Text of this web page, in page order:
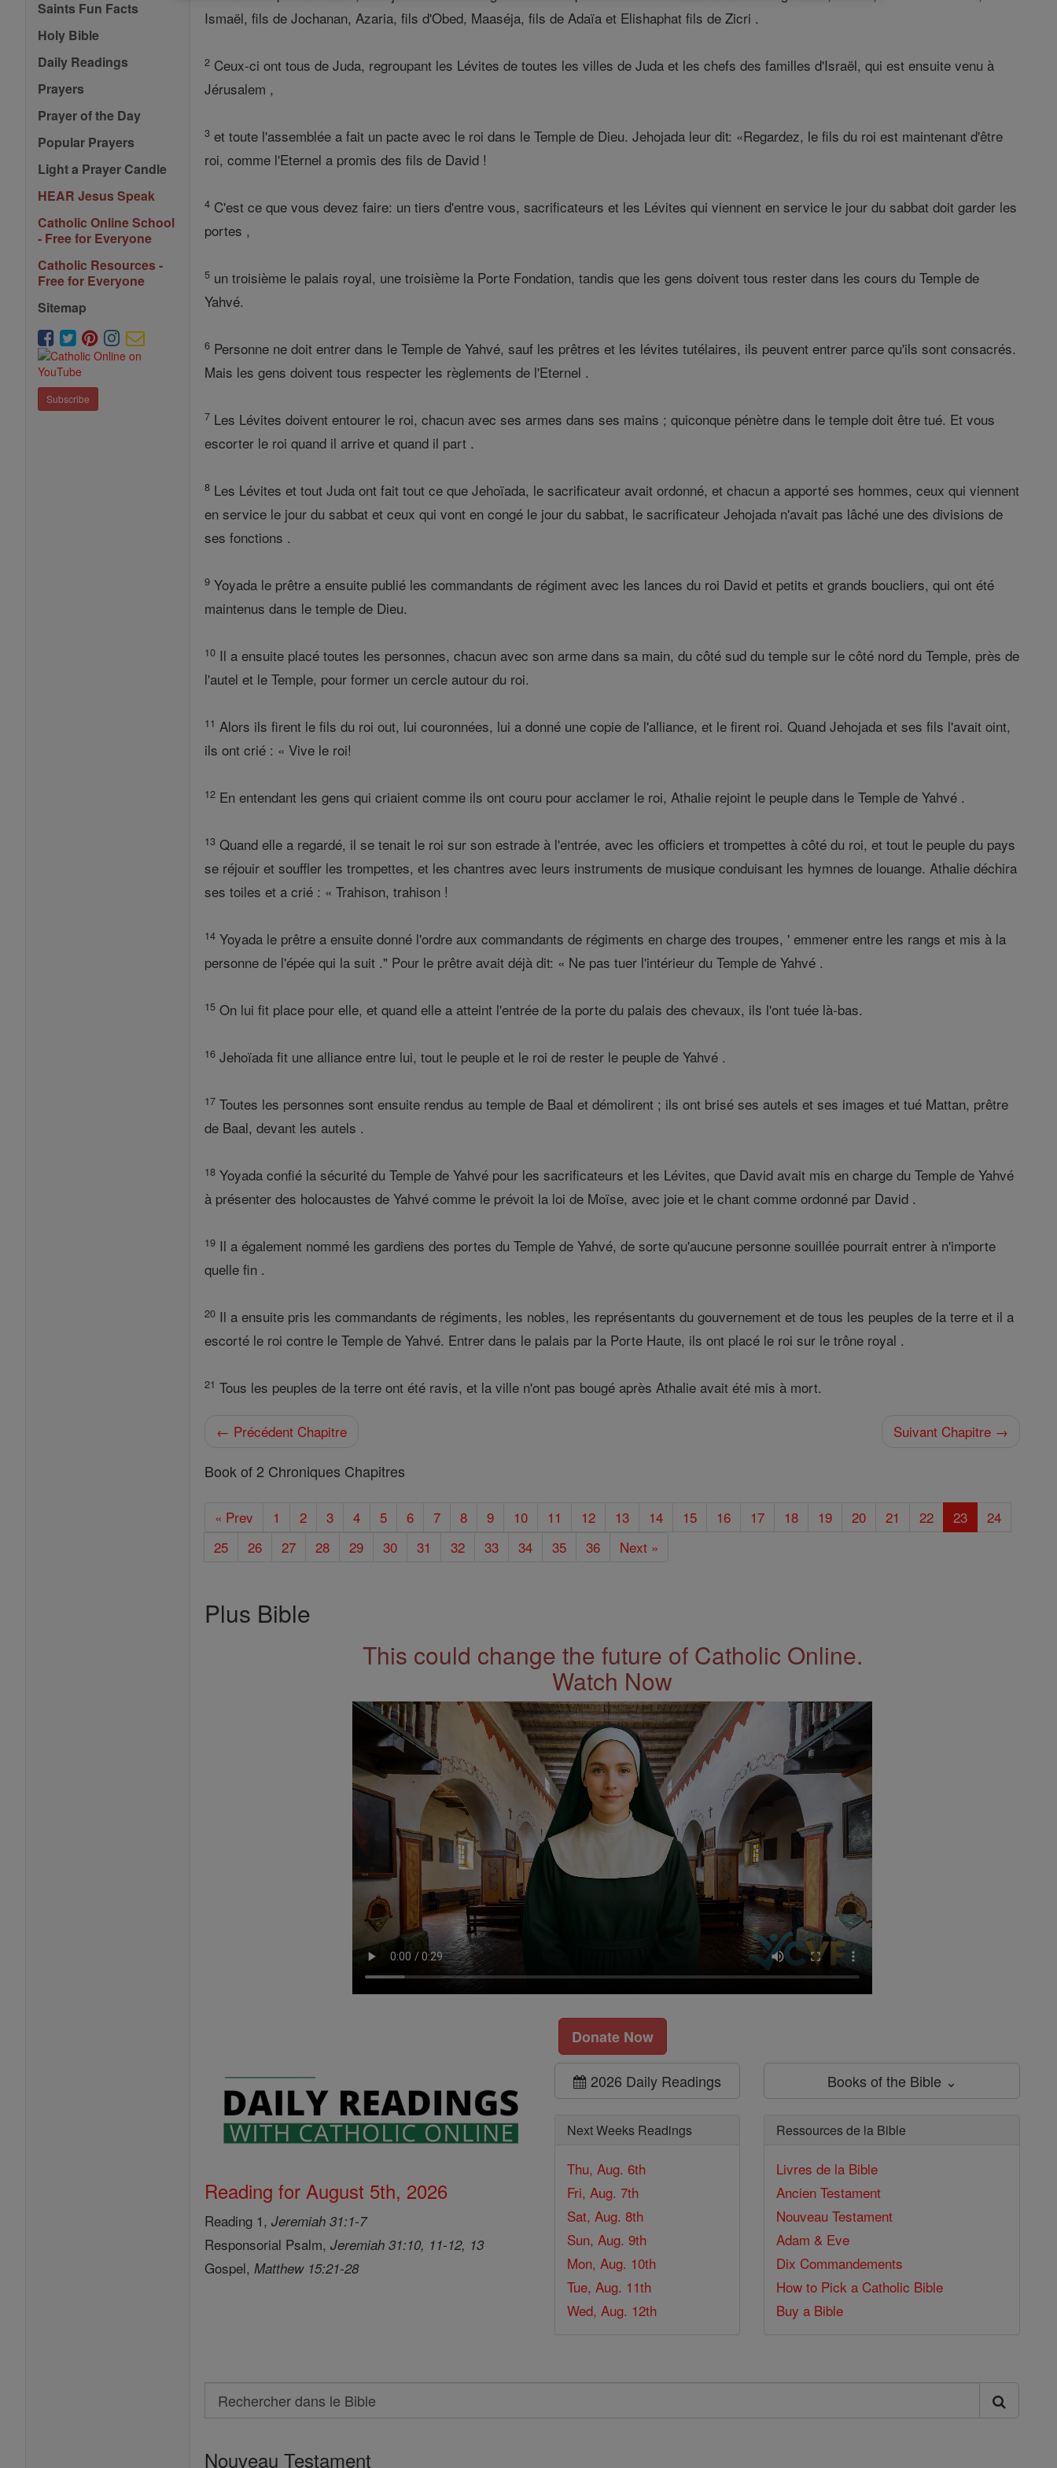
Saints Fun Facts
Holy Bible
Daily Readings
Prayers
Prayer of the Day
Popular Prayers
Light a Prayer Candle
HEAR Jesus Speak
Catholic Online School
- Free for Everyone
Catholic Resources -
Free for Everyone
Sitemap
Subscribe
Ismaël, fils de Jochanan, Azaria, fils d'Obed, Maaséja, fils de Adaïa et Elishaphat fils de Zicri .
2 Ceux-ci ont tous de Juda, regroupant les Lévites de toutes les villes de Juda et les chefs des familles d'Israël, qui est ensuite venu à
Jérusalem ,
3 et toute l'assemblée a fait un pacte avec le roi dans le Temple de Dieu. Jehojada leur dit: «Regardez, le fils du roi est maintenant d'être
roi, comme l'Eternel a promis des fils de David !
4 C'est ce que vous devez faire: un tiers d'entre vous, sacrificateurs et les Lévites qui viennent en service le jour du sabbat doit garder les
portes ,
5 un troisième le palais royal, une troisième la Porte Fondation, tandis que les gens doivent tous rester dans les cours du Temple de
Yahvé.
6 Personne ne doit entrer dans le Temple de Yahvé, sauf les prêtres et les lévites tutélaires, ils peuvent entrer parce qu'ils sont consacrés.
Mais les gens doivent tous respecter les règlements de l'Eternel .
7 Les Lévites doivent entourer le roi, chacun avec ses armes dans ses mains ; quiconque pénètre dans le temple doit être tué. Et vous
escorter le roi quand il arrive et quand il part .
8 Les Lévites et tout Juda ont fait tout ce que Jehoïada, le sacrificateur avait ordonné, et chacun a apporté ses hommes, ceux qui viennent
en service le jour du sabbat et ceux qui vont en congé le jour du sabbat, le sacrificateur Jehojada n'avait pas lâché une des divisions de
ses fonctions .
9 Yoyada le prêtre a ensuite publié les commandants de régiment avec les lances du roi David et petits et grands boucliers, qui ont été
maintenus dans le temple de Dieu.
10 Il a ensuite placé toutes les personnes, chacun avec son arme dans sa main, du côté sud du temple sur le côté nord du Temple, près de
l'autel et le Temple, pour former un cercle autour du roi.
11 Alors ils firent le fils du roi out, lui couronnées, lui a donné une copie de l'alliance, et le firent roi. Quand Jehojada et ses fils l'avait oint,
ils ont crié : « Vive le roi!
12 En entendant les gens qui criaient comme ils ont couru pour acclamer le roi, Athalie rejoint le peuple dans le Temple de Yahvé .
13 Quand elle a regardé, il se tenait le roi sur son estrade à l'entrée, avec les officiers et trompettes à côté du roi, et tout le peuple du pays
se réjouir et souffler les trompettes, et les chantres avec leurs instruments de musique conduisant les hymnes de louange. Athalie déchira
ses toiles et a crié : « Trahison, trahison !
14 Yoyada le prêtre a ensuite donné l'ordre aux commandants de régiments en charge des troupes, ' emmener entre les rangs et mis à la
personne de l'épée qui la suit ." Pour le prêtre avait déjà dit: « Ne pas tuer l'intérieur du Temple de Yahvé .
15 On lui fit place pour elle, et quand elle a atteint l'entrée de la porte du palais des chevaux, ils l'ont tuée là-bas.
16 Jehoïada fit une alliance entre lui, tout le peuple et le roi de rester le peuple de Yahvé .
17 Toutes les personnes sont ensuite rendus au temple de Baal et démolirent ; ils ont brisé ses autels et ses images et tué Mattan, prêtre
de Baal, devant les autels .
18 Yoyada confié la sécurité du Temple de Yahvé pour les sacrificateurs et les Lévites, que David avait mis en charge du Temple de Yahvé
à présenter des holocaustes de Yahvé comme le prévoit la loi de Moïse, avec joie et le chant comme ordonné par David .
19 Il a également nommé les gardiens des portes du Temple de Yahvé, de sorte qu'aucune personne souillée pourrait entrer à n'importe
quelle fin .
20 Il a ensuite pris les commandants de régiments, les nobles, les représentants du gouvernement et de tous les peuples de la terre et il a
escorté le roi contre le Temple de Yahvé. Entrer dans le palais par la Porte Haute, ils ont placé le roi sur le trône royal .
21 Tous les peuples de la terre ont été ravis, et la ville n'ont pas bougé après Athalie avait été mis à mort.
← Précédent Chapitre Suivant Chapitre →
Book of 2 Chroniques Chapitres
« Prev 1 2 3 4 5 6 7 8 9 10 11 12 13 14 15 16 17 18 19 20 21 22 23
24
25
26 27 28 29 30 31 32 33 34 35 36 Next »
Plus Bible
This could change the future of Catholic Online.
Watch Now
Donate Now
Reading for August 5th, 2026
Reading 1,Jeremiah 31:1-7
Responsorial Psalm,Jeremiah 31:10, 11-12, 13
Gospel,Matthew 15:21-28
2026 Daily Readings
Next Weeks Readings
Thu, Aug. 6th
Fri, Aug. 7th
Sat, Aug. 8th
Sun, Aug. 9th
Mon, Aug. 10th
Tue, Aug. 11th
Wed, Aug. 12th
Books of the Bible ⌄
Ressources de la Bible
Livres de la Bible
Ancien Testament
Nouveau Testament
Adam & Eve
Dix Commandements
How to Pick a Catholic Bible
Buy a Bible
Search
Rechercher
le
Nouveau Testament